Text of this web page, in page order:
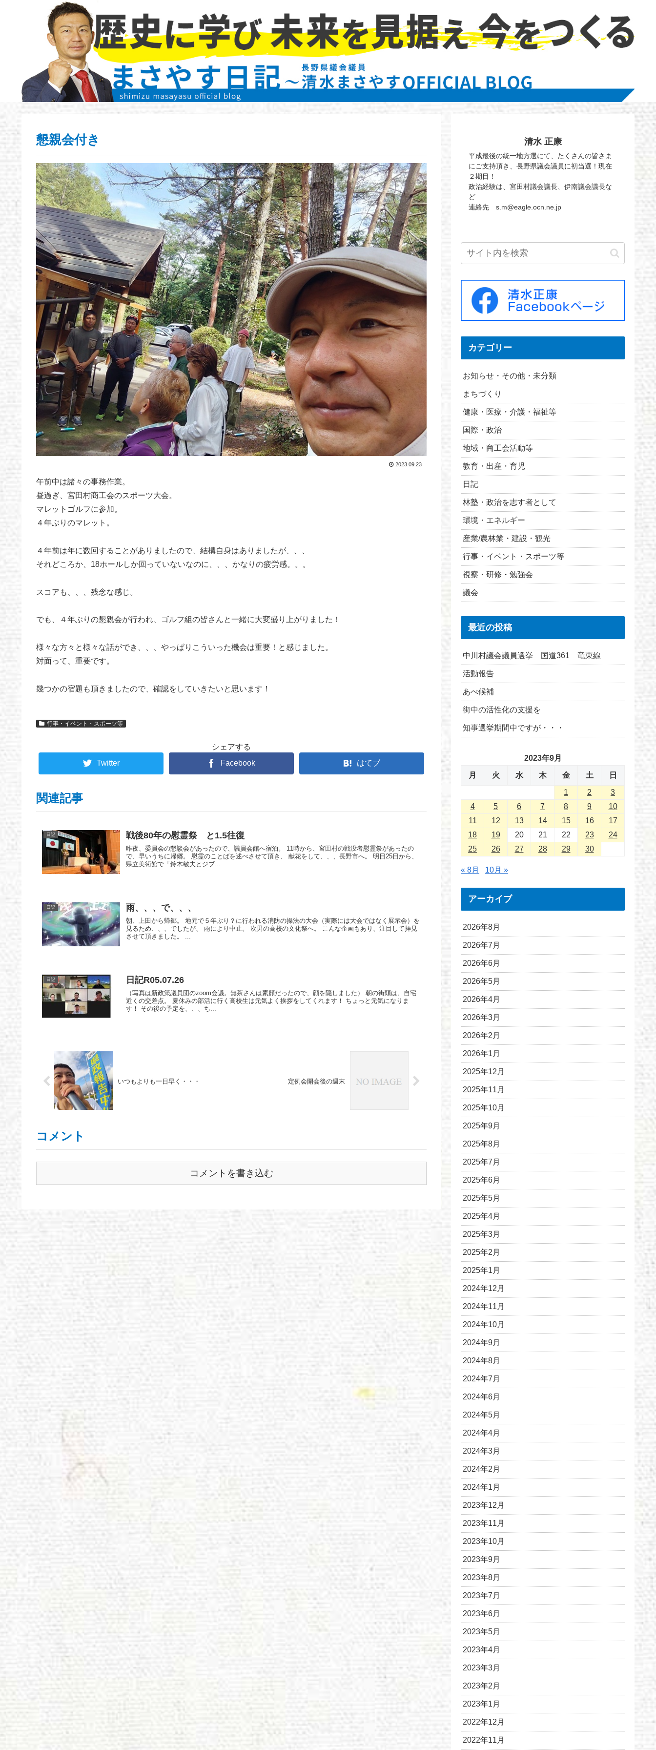
懇親会付き
2023.09.23
午前中は諸々の事務作業。
昼過ぎ、宮田村商工会のスポーツ大会。
マレットゴルフに参加。
４年ぶりのマレット。
４年前は年に数回することがありましたので、結構自身はありましたが、、、
それどころか、18ホールしか回っていないなのに、、、かなりの疲労感。。。
スコアも、、、残念な感じ。
でも、４年ぶりの懇親会が行われ、ゴルフ組の皆さんと一緒に大変盛り上がりました！
様々な方々と様々な話ができ、、、やっぱりこういった機会は重要！と感じました。
対面って、重要です。
幾つかの宿題も頂きましたので、確認をしていきたいと思います！
行事・イベント・スポーツ等
シェアする
Twitter
Facebook はてブ
関連記事
日記 戦後80年の慰霊祭 と1.5往復
昨夜、委員会の懇談会があったので、議員会館へ宿泊。 11時から、宮田村の戦没者慰霊祭があったの
で、早いうちに帰郷。 慰霊のことばを述べさせて頂き、 献花をして、、、長野市へ。 明日25日から、
県立美術館で「鈴木敏夫とジブ...
日記 雨、、、で、、、
朝、上田から帰郷。 地元で５年ぶり？に行われる消防の操法の大会（実際には大会ではなく展示会）を
見るため、、、でしたが、 雨により中止。 次男の高校の文化祭へ。 こんな企画もあり、注目して拝見
させて頂きました。 ...
日記 日記R05.07.26
（写真は新政策議員団のzoom会議。無茶さんは素顔だったので、顔を隠しました） 朝の街頭は、自宅
近くの交差点。 夏休みの部活に行く高校生は元気よく挨拶をしてくれます！ ちょっと元気になりま
す！ その後の予定を、、、ち...
いつもよりも一日早く・・・ 定例会開会後の週末
コメント
コメントを書き込む
清水 正康
平成最後の統一地方選にて、たくさんの皆さま
にご支持頂き、長野県議会議員に初当選！現在
２期目！
政治経験は、宮田村議会議長、伊南議会議長な
ど
連絡先 s.m@eagle.ocn.ne.jp
カテゴリー
お知らせ・その他・未分類
まちづくり
健康・医療・介護・福祉等
国際・政治
地域・商工会活動等
教育・出産・育児
日記
林塾・政治を志す者として
環境・エネルギー
産業/農林業・建設・観光
行事・イベント・スポーツ等
視察・研修・勉強会
議会
最近の投稿
中川村議会議員選挙 国道361 竜東線
活動報告
あべ候補
街中の活性化の支援を
知事選挙期間中ですが・・・
2023年9月
月 火 水 木 金 土 日
1 2
3
4
5 6 7 8 9
10
11
12 13 14 15 16
17
18
19 20 21 22 23
24
25
26 27 28 29 30
« 8月 10月 »
アーカイブ
2026年8月
2026年7月
2026年6月
2026年5月
2026年4月
2026年3月
2026年2月
2026年1月
2025年12月
2025年11月
2025年10月
2025年9月
2025年8月
2025年7月
2025年6月
2025年5月
2025年4月
2025年3月
2025年2月
2025年1月
2024年12月
2024年11月
2024年10月
2024年9月
2024年8月
2024年7月
2024年6月
2024年5月
2024年4月
2024年3月
2024年2月
2024年1月
2023年12月
2023年11月
2023年10月
2023年9月
2023年8月
2023年7月
2023年6月
2023年5月
2023年4月
2023年3月
2023年2月
2023年1月
2022年12月
2022年11月